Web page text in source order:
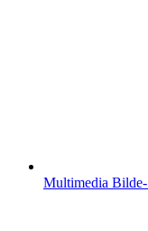
Multimedia